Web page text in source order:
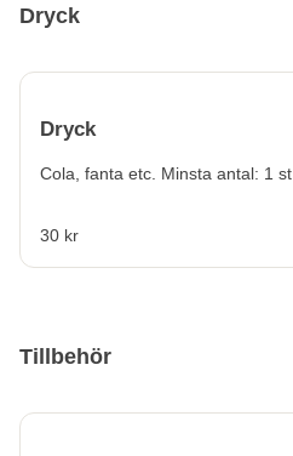
Dryck
Dryck
Cola, fanta etc. Minsta antal: 1 st
30 kr
Tillbehör